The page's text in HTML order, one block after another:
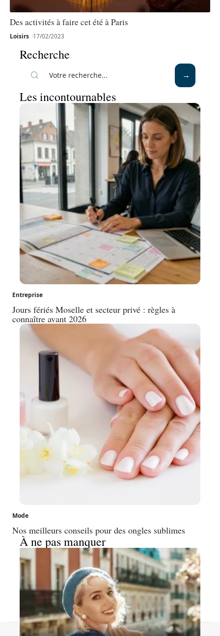
Des activités à faire cet été à Paris
Loisirs 17/02/2023
Recherche
Les incontournables
Entreprise
Jours fériés Moselle et secteur privé : règles à
connaître avant 2026
Mode
Nos meilleurs conseils pour des ongles sublimes
À ne pas manquer